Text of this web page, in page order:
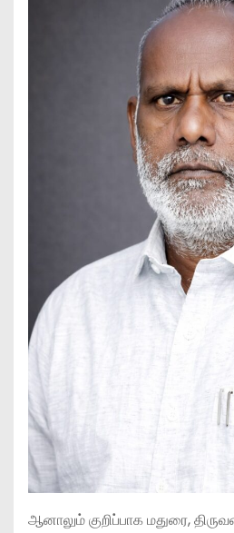
ஆனாலும் குறிப்பாக மதுரை,